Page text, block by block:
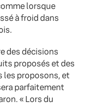
lorsque
à froid dans
des décisions
proposés et des
les proposons, et
parfaitement
« Lors du